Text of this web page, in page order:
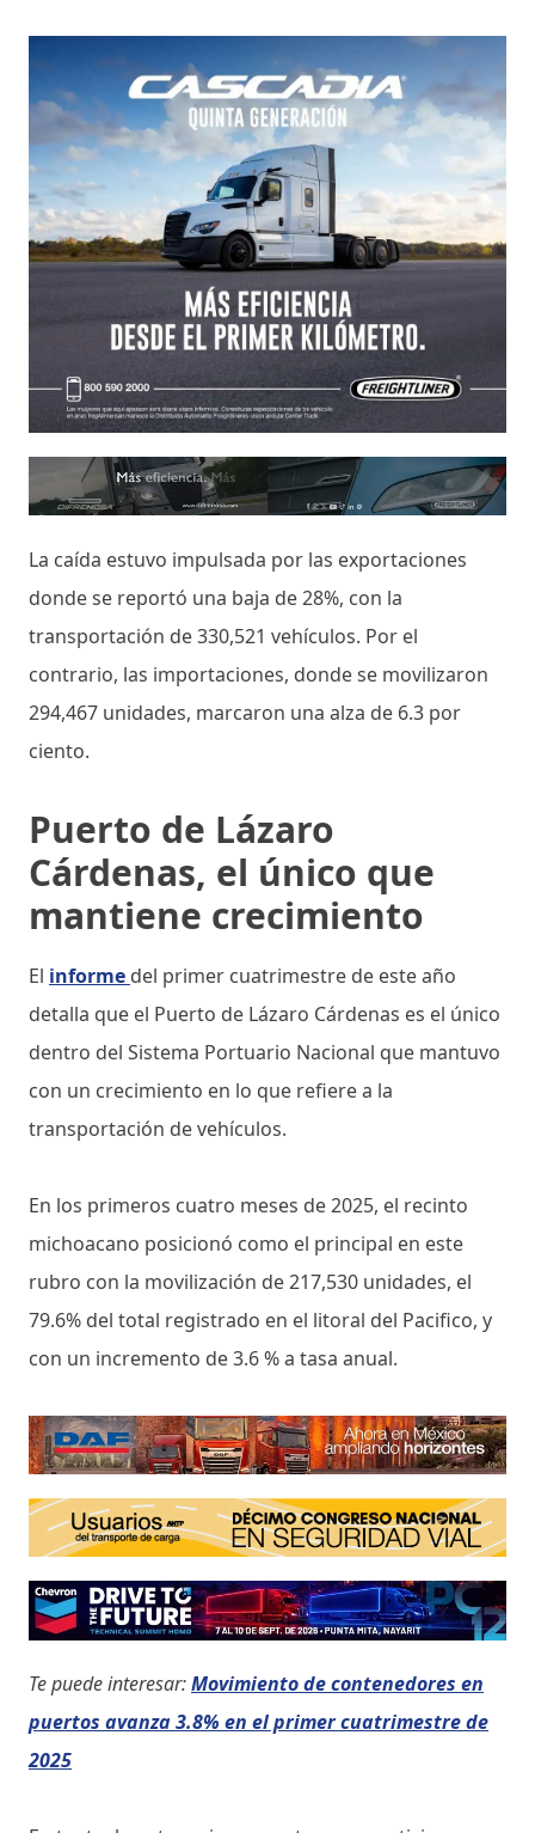
La caída estuvo impulsada por las exportaciones
donde se reportó una baja de 28%, con la
transportación de 330,521 vehículos. Por el
contrario, las importaciones, donde se movilizaron
294,467 unidades, marcaron una alza de 6.3 por
ciento.
Puerto de Lázaro
Cárdenas, el único que
mantiene crecimiento
El informe del primer cuatrimestre de este año
detalla que el Puerto de Lázaro Cárdenas es el único
dentro del Sistema Portuario Nacional que mantuvo
con un crecimiento en lo que refiere a la
transportación de vehículos.
En los primeros cuatro meses de 2025, el recinto
michoacano posicionó como el principal en este
rubro con la movilización de 217,530 unidades, el
79.6% del total registrado en el litoral del Pacifico, y
con un incremento de 3.6 % a tasa anual.
Te puede interesar:Movimiento de contenedores en
puertos avanza 3.8% en el primer cuatrimestre de
2025